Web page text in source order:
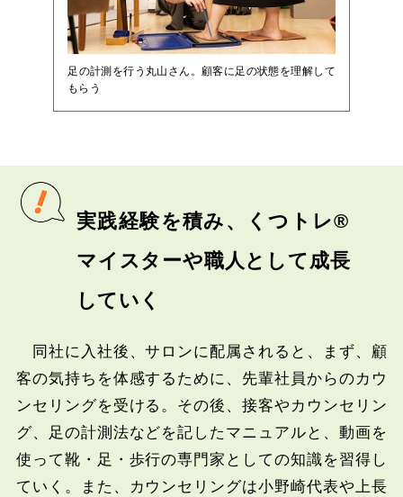
足の計測を行う丸山さん。顧客に足の状態を理解して
もらう
実践経験を積み、くつトレ®
マイスターや職人として成長
していく
同社に入社後、サロンに配属されると、まず、顧
客の気持ちを体感するために、先輩社員からのカウ
ンセリングを受ける。その後、接客やカウンセリン
グ、足の計測法などを記したマニュアルと、動画を
使って靴・足・歩行の専門家としての知識を習得し
ていく。また、カウンセリングは小野崎代表や上長